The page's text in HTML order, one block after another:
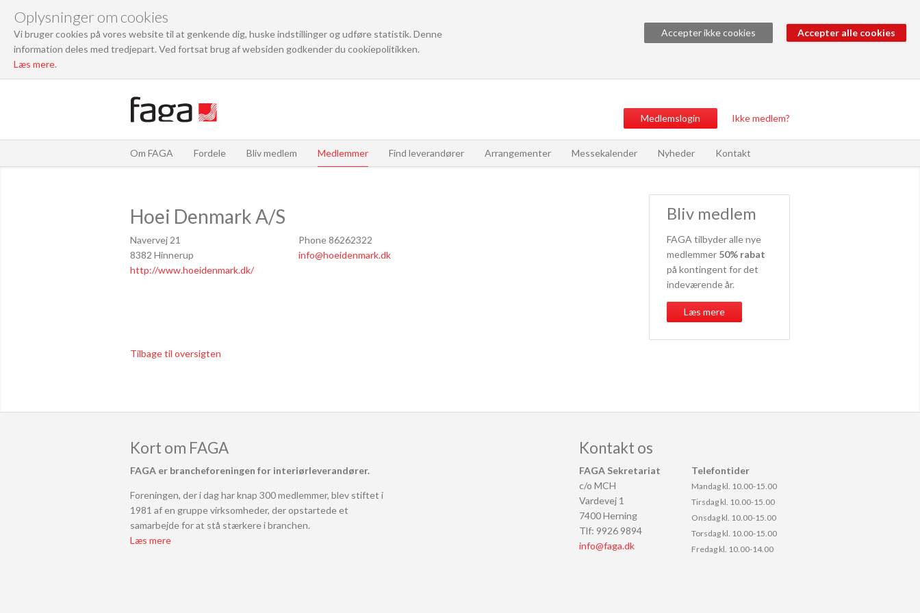
Oplysninger om cookies
Vi bruger cookies på vores website til at genkende dig, huske indstillinger og udføre statistik. Denne
information deles med tredjepart. Ved fortsat brug af websiden godkender du cookiepolitikken.
Læs mere.
Accepter ikke cookies
Medlemslogin Ikke medlem?
Om FAGA Fordele Bliv medlem Medlemmer Find leverandører Arrangementer Messekalender Nyheder Kontakt
Hoei Denmark A/S
Navervej 21
8382 Hinnerup
http://www.hoeidenmark.dk/
Phone 86262322
info@hoeidenmark.dk
Tilbage til oversigten
Bliv medlem
FAGA tilbyder alle nye
medlemmer 50% rabat
på kontingent for det
indeværende år.
Læs mere
Kort om FAGA
FAGA er brancheforeningen for interiørleverandører.
Foreningen, der i dag har knap 300 medlemmer, blev stiftet i
1981 af en gruppe virksomheder, der opstartede et
samarbejde for at stå stærkere i branchen.
Læs mere
Kontakt os
FAGA Sekretariat
c/o MCH
Vardevej 1
7400 Herning
Tlf: 9926 9894
info@faga.dk
Telefontider
Mandag kl. 10.00-15.00
Tirsdag kl. 10.00-15.00
Onsdag kl. 10.00-15.00
Torsdag kl. 10.00-15.00
Fredag kl. 10.00-14.00